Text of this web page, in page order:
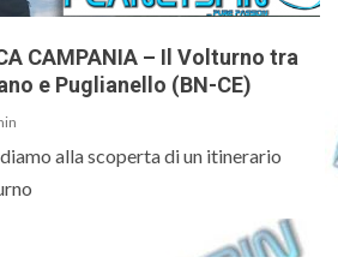
CAMPANIA – Il Volturno tra
e Puglianello (BN-CE)
alla scoperta di un itinerario